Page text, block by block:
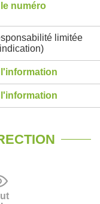
numéro
limitée